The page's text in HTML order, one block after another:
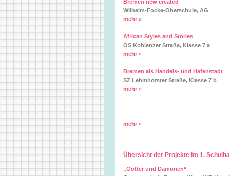
Bremen new created
Wilhelm-Focke-Oberschule, AG
mehr »
African Styles and Stories
OS Koblenzer Straße, Klasse 7 a
mehr »
Bremen als Handels- und Hafenstadt
SZ Lehmhorster Straße, Klasse 7 b
mehr »
mehr »
Übersicht der Projekte im 1.
„Götter und Dämonen“